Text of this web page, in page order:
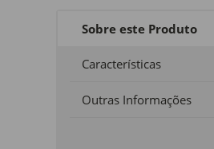
Sobre este Produto
Características
Outras Informações